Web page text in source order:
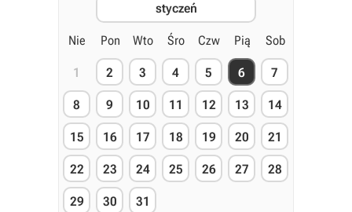
styczeń
Nie Pon Wto Śro Czw Pią Sob
1 2 3 4 5 6 7
8 9 10 11 12 13 14
15 16 17 18 19 20 21
22 23 24 25 26 27 28
29 30 31